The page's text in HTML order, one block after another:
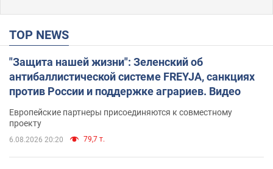
TOP NEWS
"Защита нашей жизни": Зеленский об
антибаллистической системе FREYJA, санкциях
против России и поддержке аграриев. Видео
Европейские партнеры присоединяются к совместному
проекту
6.08.2026 20:20 79,7 т.